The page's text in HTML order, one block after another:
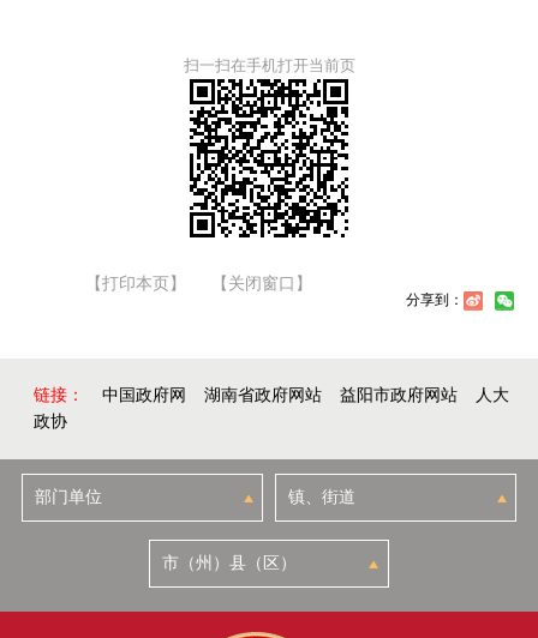
扫一扫在手机打开当前页
【打印本页】 【关闭窗口】
分享到：
链接： 中国政府网 湖南省政府网站 益阳市政府网站
人大
政协